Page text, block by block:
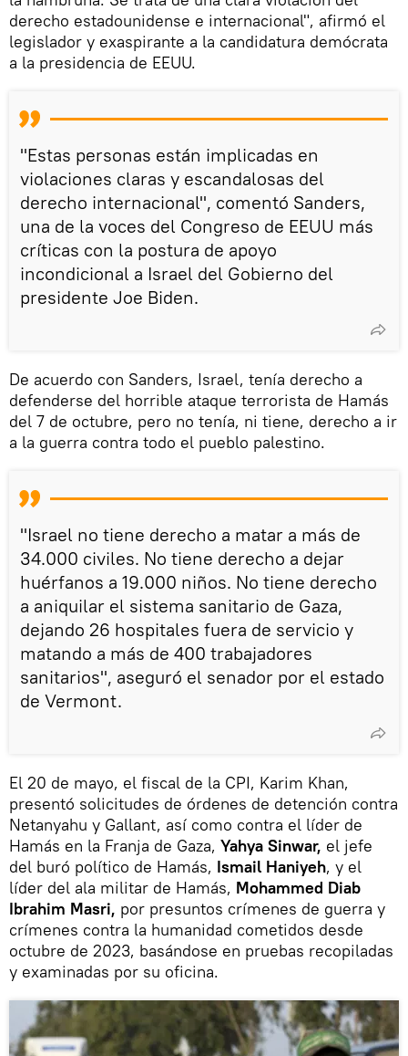
derecho estadounidense e internacional", afirmó el
legislador y exaspirante a la candidatura demócrata
a la presidencia de EEUU.
"Estas personas están implicadas en
violaciones claras y escandalosas del
derecho internacional", comentó Sanders,
una de la voces del Congreso de EEUU más
críticas con la postura de apoyo
incondicional a Israel del Gobierno del
presidente Joe Biden.
De acuerdo con Sanders, Israel, tenía derecho a
defenderse del horrible ataque terrorista de Hamás
del 7 de octubre, pero no tenía, ni tiene, derecho a ir
a la guerra contra todo el pueblo palestino.
"Israel no tiene derecho a matar a más de
34.000 civiles. No tiene derecho a dejar
huérfanos a 19.000 niños. No tiene derecho
a aniquilar el sistema sanitario de Gaza,
dejando 26 hospitales fuera de servicio y
matando a más de 400 trabajadores
sanitarios", aseguró el senador por el estado
de Vermont.
El 20 de mayo, el fiscal de la CPI, Karim Khan,
presentó solicitudes de órdenes de detención contra
Netanyahu y Gallant, así como contra el líder de
Hamás en la Franja de Gaza, Yahya Sinwar, el jefe
del buró político de Hamás, Ismail Haniyeh, y el
líder del ala militar de Hamás, Mohammed Diab
Ibrahim Masri, por presuntos crímenes de guerra y
crímenes contra la humanidad cometidos desde
octubre de 2023, basándose en pruebas recopiladas
y examinadas por su oficina.